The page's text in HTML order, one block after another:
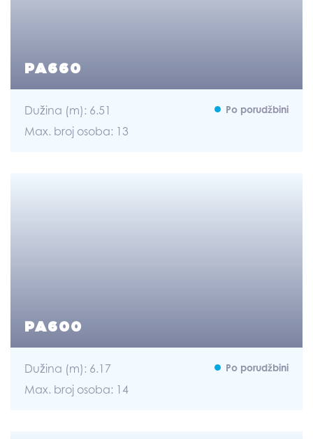
PA660
Dužina (m): 6.51
Max. broj osoba: 13
Po porudžbini
PA600
Dužina (m): 6.17
Max. broj osoba: 14
Po porudžbini